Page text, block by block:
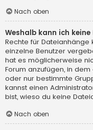
Nach oben
Weshalb kann ich
Rechte für Dateianhänge
einzelne Benutzer
hat es möglicherweise
Forum anzufügen, in
oder nur bestimmte
kannst einen
bist, wieso du keine
Nach oben